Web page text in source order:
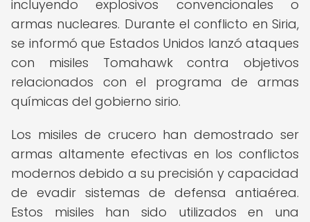
incluyendo explosivos convencionales o
armas nucleares. Durante el conflicto en Siria,
se informó que Estados Unidos lanzó ataques
con misiles Tomahawk contra objetivos
relacionados con el programa de armas
químicas del gobierno sirio.
Los misiles de crucero han demostrado ser
armas altamente efectivas en los conflictos
modernos debido a su precisión y capacidad
de evadir sistemas de defensa antiaérea.
Estos misiles han sido utilizados en una